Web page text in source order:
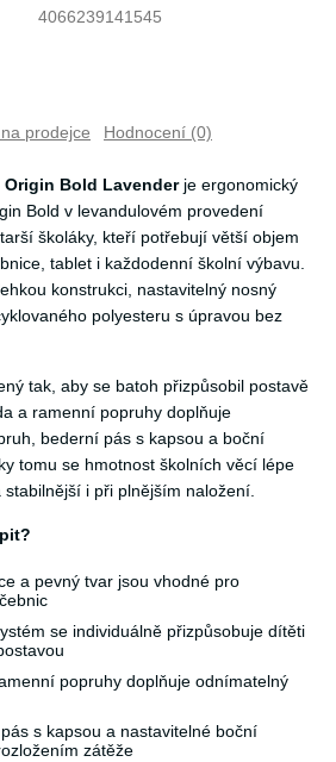
4066239141545
prodejce Hodnocení (0)
Bold Lavenderje ergonomický
Bold v levandulovém provedení
školáky, kteří potřebují větší objem
tablet i každodenní školní výbavu.
konstrukci, nastavitelný nosný
polyesteru s úpravou bez
tak, aby se batoh přizpůsobil postavě
a ramenní popruhy doplňuje
bederní pás s kapsou a boční
tomu se hmotnost školních věcí lépe
i při plnějším naložení.
a pevný tvar jsou vhodné pro
se individuálně přizpůsobuje dítěti
popruhy doplňuje odnímatelný
s kapsou a nastavitelné boční
zátěže